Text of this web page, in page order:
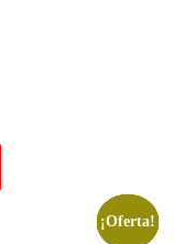
¡Oferta!
¡Oferta!
¡Oferta!
¡Oferta!